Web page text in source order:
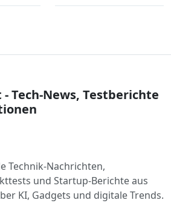
Tech-News, Testberichte
Technik-Nachrichten,
und Startup-Berichte aus
KI, Gadgets und digitale Trends.